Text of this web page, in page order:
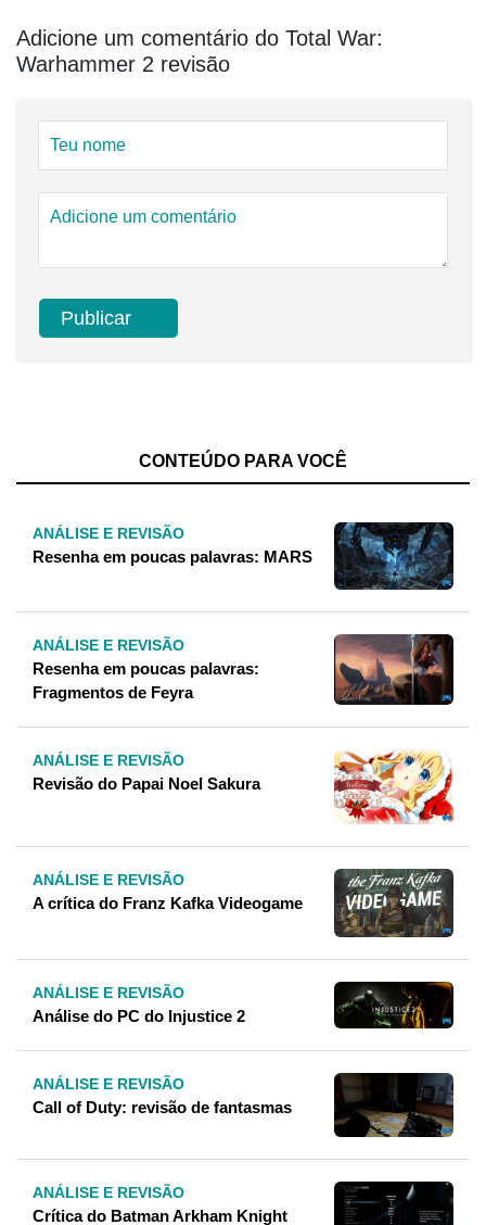
Adicione um comentário do Total War:
Warhammer 2 revisão
CONTEÚDO PARA VOCÊ
ANÁLISE E REVISÃO
Resenha em poucas palavras: MARS
ANÁLISE E REVISÃO
Resenha em poucas palavras:
Fragmentos de Feyra
ANÁLISE E REVISÃO
Revisão do Papai Noel Sakura
ANÁLISE E REVISÃO
A crítica do Franz Kafka Videogame
ANÁLISE E REVISÃO
Análise do PC do Injustice 2
ANÁLISE E REVISÃO
Call of Duty: revisão de fantasmas
ANÁLISE E REVISÃO
Crítica do Batman Arkham Knight